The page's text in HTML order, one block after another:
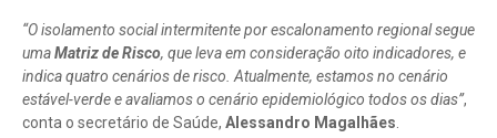
“O isolamento social intermitente por escalonamento regional segue
umaMatriz de Risco, que leva em consideração oito indicadores, e
indica quatro cenários de risco. Atualmente, estamos no cenário
estável-verde e avaliamos o cenário epidemiológico todos os dias”,
conta o secretário de Saúde, Alessandro Magalhães.